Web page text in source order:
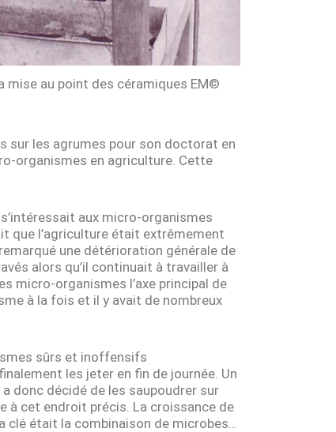
mise au point des céramiques EM©
sur les agrumes pour son doctorat en
organismes en agriculture. Cette
aux micro-organismes
que l’agriculture était extrêmement
une détérioration générale de
alors qu’il continuait à travailler à
micro-organismes l’axe principal de
à la fois et il y avait de nombreux
sûrs et inoffensifs
les jeter en fin de journée. Un
donc décidé de les saupoudrer sur
à cet endroit précis. La croissance de
clé était la combinaison de microbes…